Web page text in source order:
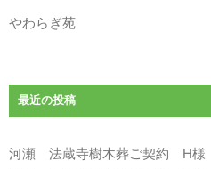
やわらぎ苑
最近の投稿
河瀬 法蔵寺樹木葬ご契約 H様